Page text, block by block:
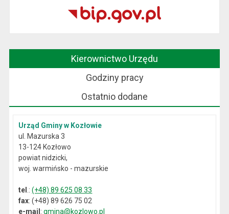
Kierownictwo Urzędu
Godziny pracy
Ostatnio dodane
Urząd Gminy w Kozłowie
ul. Mazurska 3
13-124 Kozłowo
powiat nidzicki,
woj. warmińsko - mazurskie
tel .:(+48) 89 625 08 33
fax: (+48) 89 626 75 02
e-mail:gmina@kozlowo.pl